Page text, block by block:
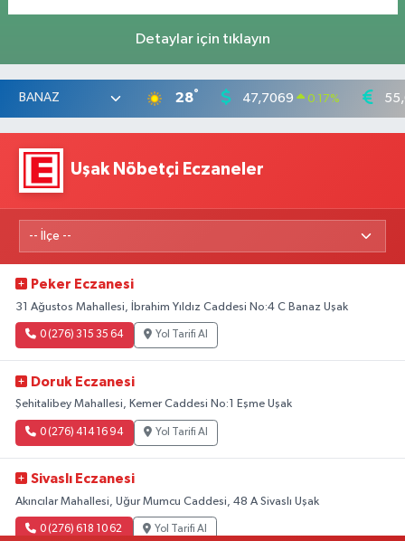
Detaylar için tıklayın
28° 47,7069 0.17%
Uşak Nöbetçi Eczaneler
Peker Eczanesi
31 Ağustos Mahallesi, İbrahim Yıldız Caddesi No:4 C Banaz Uşak
0 (276) 315 35 64 Yol Tarifi Al
Doruk Eczanesi
Şehitalibey Mahallesi, Kemer Caddesi No:1 Eşme Uşak
0 (276) 414 16 94 Yol Tarifi Al
Sivaslı Eczanesi
Akıncılar Mahallesi, Uğur Mumcu Caddesi, 48 A Sivaslı Uşak
0 (276) 618 10 62 Yol Tarifi Al